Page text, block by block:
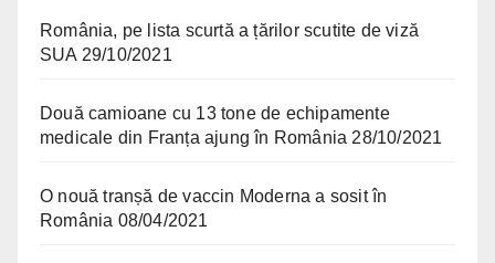
România, pe lista scurtă a țărilor scutite de viză
SUA 29/10/2021
Două camioane cu 13 tone de echipamente
medicale din Franța ajung în România 28/10/2021
O nouă tranșă de vaccin Moderna a sosit în
România 08/04/2021